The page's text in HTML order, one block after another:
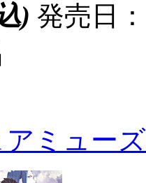
) 発売日
ミュー